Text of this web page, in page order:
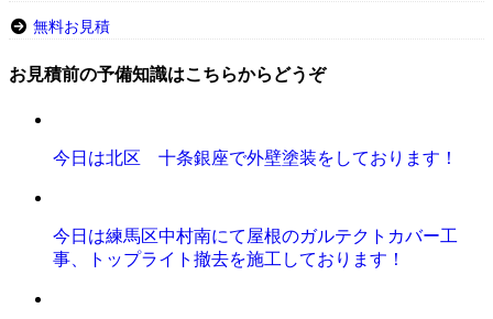
無料お見積
お見積前の予備知識はこちらからどうぞ
今日は北区 十条銀座で外壁塗装をしております！
今日は練馬区中村南にて屋根のガルテクトカバー工
事、トップライト撤去を施工しております！